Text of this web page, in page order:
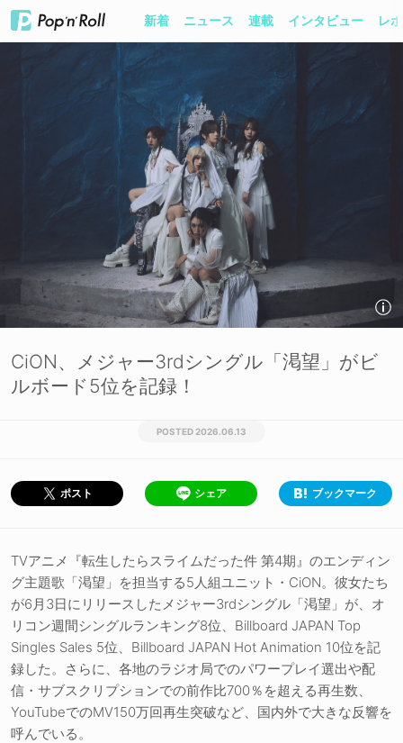
新着 ニュース 連載 インタビュー レ
CiON、メジャー3rdシングル「渇望」がビ
ルボード5位を記録！
2026.06.13
ポスト シェア ブックマーク
TVアニメ『転生したらスライムだった件 第4期』のエンディン
グ主題歌「渇望」を担当する5人組ユニット・CiON。彼女たち
が6月3日にリリースしたメジャー3rdシングル「渇望」が、オ
リコン週間シングルランキング8位、Billboard JAPAN Top
Singles Sales 5位、Billboard JAPAN Hot Animation 10位を記
録した。さらに、各地のラジオ局でのパワープレイ選出や配
信・サブスクリプションでの前作比700％を超える再生数、
YouTubeでのMV150万回再生突破など、国内外で大きな反響を
呼んでいる。